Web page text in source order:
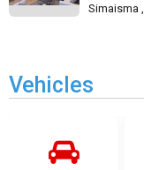
Simaisma
Vehicles